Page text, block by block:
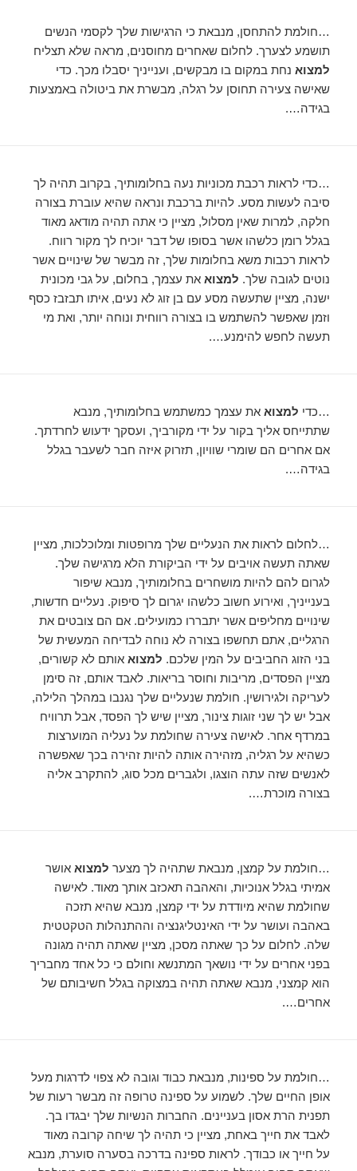
…חולמת להתחסן, מנבאת כי הרגישות שלך לקסמי הנשים
תושמע לצערך. לחלום שאחרים מחוסנים, מראה שלא תצליח
למצוא נחת במקום בו מבקשים, וענייניך יסבלו מכך. כדי
שאישה צעירה תחוסן על רגלה, מבשרת את ביטולה באמצעות
בגידה….
…כדי לראות רכבת מכוניות נעה בחלומותיך, בקרוב תהיה לך
סיבה לעשות מסע. להיות ברכבת ונראה שהיא עוברת בצורה
חלקה, למרות שאין מסלול, מציין כי אתה תהיה מודאג מאוד
בגלל רומן כלשהו אשר בסופו של דבר יוכיח לך מקור רווח.
לראות רכבות משא בחלומות שלך, זה מבשר של שינויים אשר
נוטים לגובה שלך. למצוא את עצמך, בחלום, על גבי מכונית
ישנה, ​​מציין שתעשה מסע עם בן זוג לא נעים, איתו תבזבז כסף
וזמן שאפשר להשתמש בו בצורה רווחית ונוחה יותר, ואת מי
תעשה לחפש להימנע….
…כדי למצוא את עצמך כמשתמש בחלומותיך, מנבא
שתתייחס אליך בקור על ידי מקורביך, ועסקך ידעוש לחרדתך.
אם אחרים הם שומרי שוויון, תזרוק איזה חבר לשעבר בגלל
בגידה….
…לחלום לראות את הנעליים שלך מרופטות ומלוכלכות, מציין
שאתה תעשה אויבים על ידי הביקורת הלא מרגישה שלך.
לגרום להם להיות מושחרים בחלומותיך, מנבא שיפור
בענייניך, ואירוע חשוב כלשהו יגרום לך סיפוק. נעליים חדשות,
שינויים מחליפים אשר יתבררו כמועילים. אם הם צובטים את
הרגליים, אתם תחשפו בצורה לא נוחה לבדיחה המעשית של
בני הזוג החביבים על המין שלכם. למצוא אותם לא קשורים,
מציין הפסדים, מריבות וחוסר בריאות. לאבד אותם, זה סימן
לעריקה ולגירושין. חולמת שנעליים שלך נגנבו במהלך הלילה,
אבל יש לך שני זוגות צינור, מציין שיש לך הפסד, אבל תרוויח
במרדף אחר. לאישה צעירה שחולמת על נעליה המוערצות
כשהיא על רגליה, מזהירה אותה להיות זהירה בכך שאפשרה
לאנשים שזה עתה הוצגו, ולגברים מכל סוג, להתקרב אליה
בצורה מוכרת….
…חולמת על קמצן, מנבאת שתהיה לך מצער למצוא אושר
אמיתי בגלל אנוכיות, והאהבה תאכזב אותך מאוד. לאישה
שחולמת שהיא מיודדת על ידי קמצן, מנבא שהיא תזכה
באהבה ועושר על ידי האינטליגנציה וההתנהלות הטקטטית
שלה. לחלום על כך שאתה מסכן, מציין שאתה תהיה מגונה
בפני אחרים על ידי נושאך המתנשא וחולם כי כל אחד מחבריך
הוא קמצני, מנבא שאתה תהיה במצוקה בגלל חשיבותם של
אחרים….
…חולמת על ספינות, מנבאת כבוד וגובה לא צפוי לדרגות מעל
אופן החיים שלך. לשמוע על ספינה טרופה זה מבשר רעות של
תפנית הרת אסון בעניינים. החברות הנשיות שלך יבגדו בך.
לאבד את חייך באחת, מציין כי תהיה לך שיחה קרובה מאוד
על חייך או כבודך. לראות ספינה בדרכה בסערה סוערת, מנבא